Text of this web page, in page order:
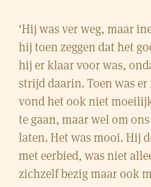
‘Hij was ver weg, maar
hij toen zeggen dat het
hij er klaar voor was,
strijd daarin. Toen was
vond het ook niet
te gaan, maar wel om
laten. Het was mooi. Hij
met eerbied, was niet
zichzelf bezig maar ook